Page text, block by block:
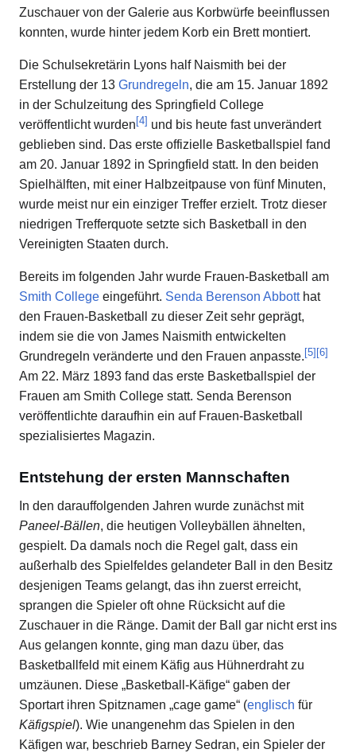
Zuschauer von der Galerie aus Korbwürfe beeinflussen
konnten, wurde hinter jedem Korb ein Brett montiert.
Die Schulsekretärin Lyons half Naismith bei der
Erstellung der 13 Grundregeln, die am 15. Januar 1892
in der Schulzeitung des Springfield College
veröffentlicht wurden[4] und bis heute fast unverändert
geblieben sind. Das erste offizielle Basketballspiel fand
am 20. Januar 1892 in Springfield statt. In den beiden
Spielhälften, mit einer Halbzeitpause von fünf Minuten,
wurde meist nur ein einziger Treffer erzielt. Trotz dieser
niedrigen Trefferquote setzte sich Basketball in den
Vereinigten Staaten durch.
Bereits im folgenden Jahr wurde Frauen-Basketball am
Smith College eingeführt. Senda Berenson Abbotthat
den Frauen-Basketball zu dieser Zeit sehr geprägt,
indem sie die von James Naismith entwickelten
Grundregeln veränderte und den Frauen anpasste.[5][6]
Am 22. März 1893 fand das erste Basketballspiel der
Frauen am Smith College statt. Senda Berenson
veröffentlichte daraufhin ein auf Frauen-Basketball
spezialisiertes Magazin.
Entstehung der ersten Mannschaften
In den darauffolgenden Jahren wurde zunächst mit
Paneel-Bällen, die heutigen Volleybällen ähnelten,
gespielt. Da damals noch die Regel galt, dass ein
außerhalb des Spielfeldes gelandeter Ball in den Besitz
desjenigen Teams gelangt, das ihn zuerst erreicht,
sprangen die Spieler oft ohne Rücksicht auf die
Zuschauer in die Ränge. Damit der Ball gar nicht erst ins
Aus gelangen konnte, ging man dazu über, das
Basketballfeld mit einem Käfig aus Hühnerdraht zu
umzäunen. Diese „Basketball-Käfige“ gaben der
Sportart ihren Spitznamen „cage game“ (englisch für
Käfigspiel). Wie unangenehm das Spielen in den
Käfigen war, beschrieb Barney Sedran, ein Spieler der